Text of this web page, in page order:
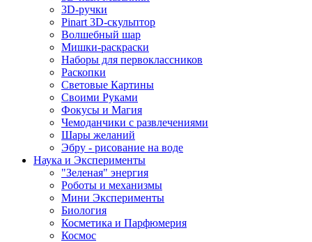
3D-ручки
Pinart 3D-скульптор
Волшебный шар
Мишки-раскраски
Наборы для первоклассников
Раскопки
Световые Картины
Своими Руками
Фокусы и Магия
Чемоданчики с развлечениями
Шары желаний
Эбру - рисование на воде
Наука и Эксперименты
"Зеленая" энергия
Роботы и механизмы
Мини Эксперименты
Биология
Косметика и Парфюмерия
Космос